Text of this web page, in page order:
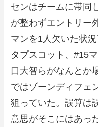
センはチームに帯同
が整わずエントリー
マンを1人欠いた状
タプスコット、#15
口大智らがなんとか
ではゾーンディフェ
狙っていた。誤算は
意思がそこにはあっ